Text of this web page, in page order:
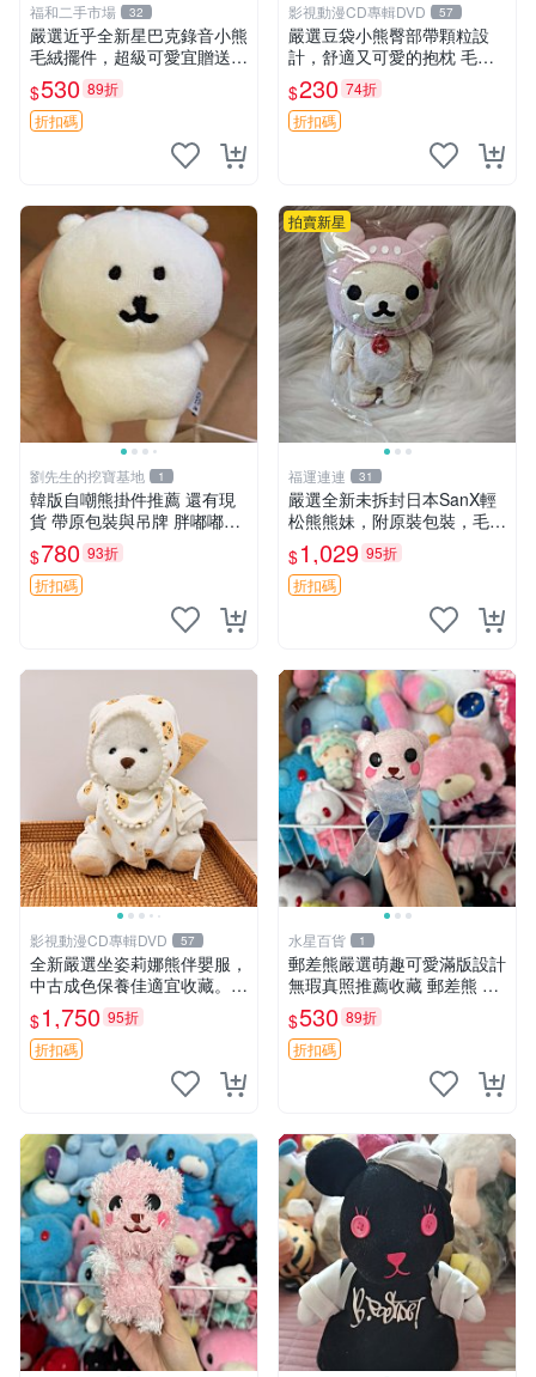
福和二手市場 32
嚴選近乎全新星巴克錄音小熊
毛絨擺件，超級可愛宜贈送掛
飾 錄音小熊 毛絨擺件 贈品
$530 89折
折扣碼
影視動漫CD專輯DVD 57
嚴選豆袋小熊臀部帶顆粒設
計，舒適又可愛的抱枕 毛絨
抱枕、臀部按摩、坐墊
$230 74折
折扣碼
劉先生的挖寶基地 1
韓版自嘲熊掛件推薦 還有現
貨 帶原包裝與吊牌 胖嘟嘟超
可愛 毛絨手感佳 小熊掛件 自
嘲抱枕 小熊抱枕
$780 93折
折扣碼
拍賣新星
福運連連 31
嚴選全新未拆封日本SanX輕
松熊熊妹，附原裝包裝，毛絨
質地極佳，細膩可愛，推薦收
藏兼送禮，適合女性好友或家
人，限量釋出。鬆熊、熊玩
$1,029 95折
折扣碼
影視動漫CD專輯DVD 57
全新嚴選坐姿莉娜熊伴嬰服，
中古成色保養佳適宜收藏。無
盒子但品質完好，快速出貨。
建議入手！ 中古 玩偶 滬漫
$1,750 95折
折扣碼
水星百貨 1
郵差熊嚴選萌趣可愛滿版設計
無瑕真照推薦收藏 郵差熊 熊
抱枕 紅薯啵啵間
$530 89折
折扣碼